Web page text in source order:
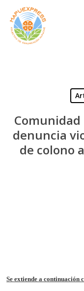
Skip
main
denuncia
de colono
Se extiende a continuación